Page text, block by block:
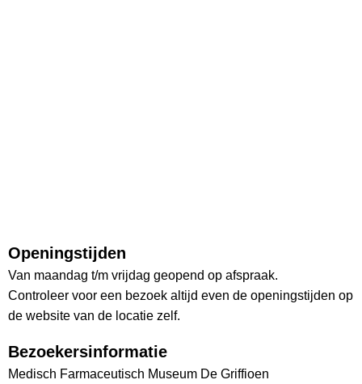
Openingstijden
Van maandag t/m vrijdag geopend op afspraak.
Controleer voor een bezoek altijd even de openingstijden op
de website van de locatie zelf.
Bezoekersinformatie
Medisch Farmaceutisch Museum De Griffioen